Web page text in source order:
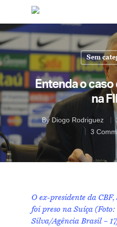
Hit enter to search or
Sem
Entenda o
na
By Diogo Rodriguez
3
O ex-presidente da
foi preso na Suíça (Foto:
Silva/Agência Brasil –